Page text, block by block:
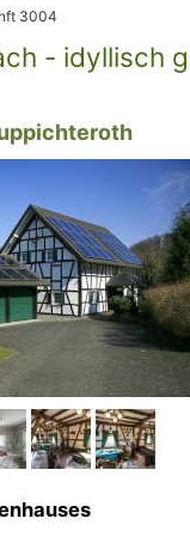
3004
- idyllisch